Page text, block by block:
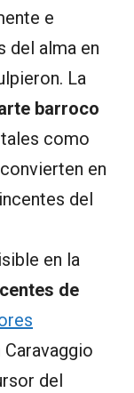
e
del alma en
La
barroco
como
en
del
en la
de
del